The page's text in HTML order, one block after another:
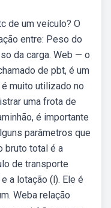
de um veículo? O
entre: Peso do
da carga. Web — o
de pbt, é um
muito utilizado no
uma frota de
é importante
parâmetros que
bruto total é a
de transporte
a lotação (l). Ele é
Weba relação